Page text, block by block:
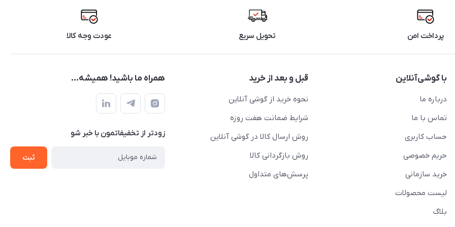
پرداخت امن تحویل سریع عودت وجه کالا
با گوشی‌آنلاین
درباره ما
تماس با ما
حساب کاربری
حریم خصوصی
خرید سازمانی
لیست محصولات
بلاگ
قبل و بعد از خرید
نحوه خرید از گوشی آنلاین
شرایط ضمانت هفت روزه
روش ارسال کالا در گوشی آنلاین
روش بازگردانی کالا
پرسش‌های متداول
همراه ما باشید! همیشه...
زودتر از تخفیفاتمون با خبر شو
ثبت